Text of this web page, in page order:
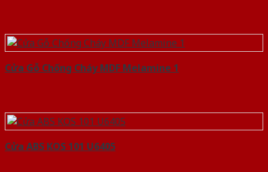
Cửa Gỗ Chống Cháy MDF Melamine 1
Cửa ABS KOS 101 U6405